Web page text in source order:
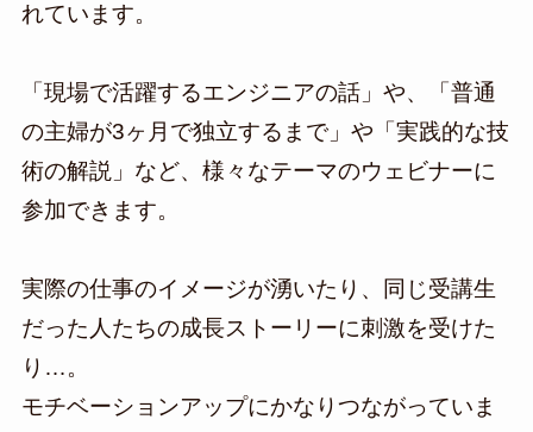
れています。
「現場で活躍するエンジニアの話」や、「普通
の主婦が3ヶ月で独立するまで」や「実践的な技
術の解説」など、様々なテーマのウェビナーに
参加できます。
実際の仕事のイメージが湧いたり、同じ受講生
だった人たちの成長ストーリーに刺激を受けた
り…。
モチベーションアップにかなりつながっていま